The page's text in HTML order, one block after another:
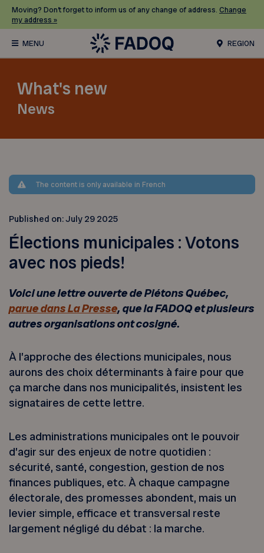
Moving? Don’t forget to inform us of any change of address. Change
my address »
REGION
What's new
News
The content is only available in French
Published on:July 29 2025
Élections municipales : Votons
avec nos pieds!
Voici une lettre ouverte de Piétons Québec,
parue dans La Presse, que la FADOQ et plusieurs
autres organisations ont cosigné.
À l’approche des élections municipales, nous
aurons des choix déterminants à faire pour que
ça marche dans nos municipalités, insistent les
signataires de cette lettre.
Les administrations municipales ont le pouvoir
d’agir sur des enjeux de notre quotidien :
sécurité, santé, congestion, gestion de nos
finances publiques, etc. À chaque campagne
électorale, des promesses abondent, mais un
levier simple, efficace et transversal reste
largement négligé du débat : la marche.